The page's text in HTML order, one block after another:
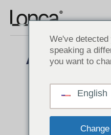
Amerika’da
We've
speaking a
you want to
English